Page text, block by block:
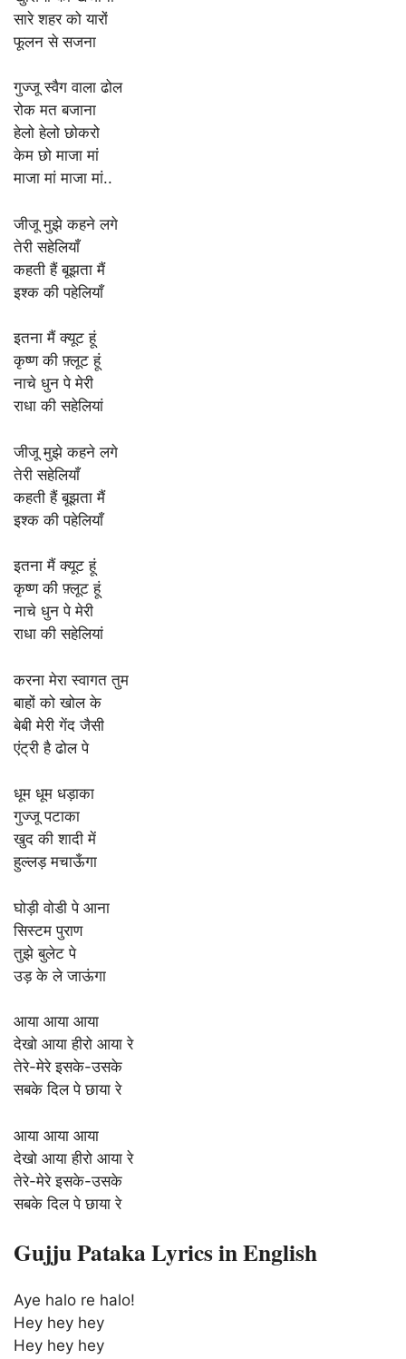
सारे शहर को यारों
फूलन से सजना
गुज्जू स्वैग वाला ढोल
रोक मत बजाना
हेलो हेलो छोकरो
केम छो माजा मां
माजा मां माजा मां..
जीजू मुझे कहने लगे
तेरी सहेलियाँ
कहती हैं बूझता मैं
इश्क की पहेलियाँ
इतना मैं क्यूट हूं
कृष्ण की फ़्लूट हूं
नाचे धुन पे मेरी
राधा की सहेलियां
जीजू मुझे कहने लगे
तेरी सहेलियाँ
कहती हैं बूझता मैं
इश्क की पहेलियाँ
इतना मैं क्यूट हूं
कृष्ण की फ़्लूट हूं
नाचे धुन पे मेरी
राधा की सहेलियां
करना मेरा स्वागत तुम
बाहों को खोल के
बेबी मेरी गेंद जैसी
एंट्री है ढोल पे
धूम धूम धड़ाका
गुज्जू पटाका
खुद की शादी में
हुल्लड़ मचाऊँगा
घोड़ी वोडी पे आना
सिस्टम पुराण
तुझे बुलेट पे
उड़ के ले जाऊंगा
आया आया आया
देखो आया हीरो आया रे
तेरे-मेरे इसके-उसके
सबके दिल पे छाया रे
आया आया आया
देखो आया हीरो आया रे
तेरे-मेरे इसके-उसके
सबके दिल पे छाया रे
Gujju Pataka Lyrics in English
Aye halo re halo!
Hey hey hey
Hey hey hey